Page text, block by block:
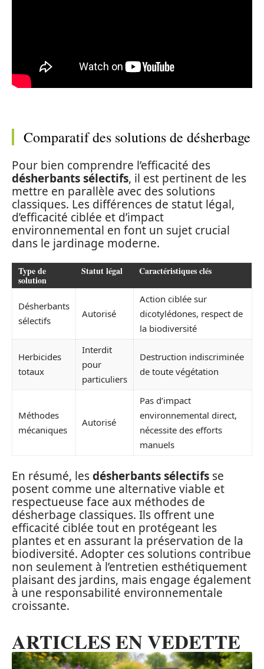
Comparatif des solutions de désherbage
Pour bien comprendre l’efficacité des
désherbants sélectifs, il est pertinent de les
mettre en parallèle avec des solutions
classiques. Les différences de statut légal,
d’efficacité ciblée et d’impact
environnemental en font un sujet crucial
dans le jardinage moderne.
Type de
solution
Statut légal Caractéristiques clés
Désherbants
sélectifs
Autorisé
Action ciblée sur
dicotylédones, respect de
la biodiversité
Herbicides
totaux
Interdit
pour
particuliers
Destruction indiscriminée
de toute végétation
Méthodes
mécaniques
Autorisé
Pas d’impact
environnemental direct,
nécessite des efforts
manuels
En résumé, lesdésherbants sélectifs se
posent comme une alternative viable et
respectueuse face aux méthodes de
désherbage classiques. Ils offrent une
efficacité ciblée tout en protégeant les
plantes et en assurant la préservation de la
biodiversité. Adopter ces solutions contribue
non seulement à l’entretien esthétiquement
plaisant des jardins, mais engage également
à une responsabilité environnementale
croissante.
ARTICLES EN VEDETTE